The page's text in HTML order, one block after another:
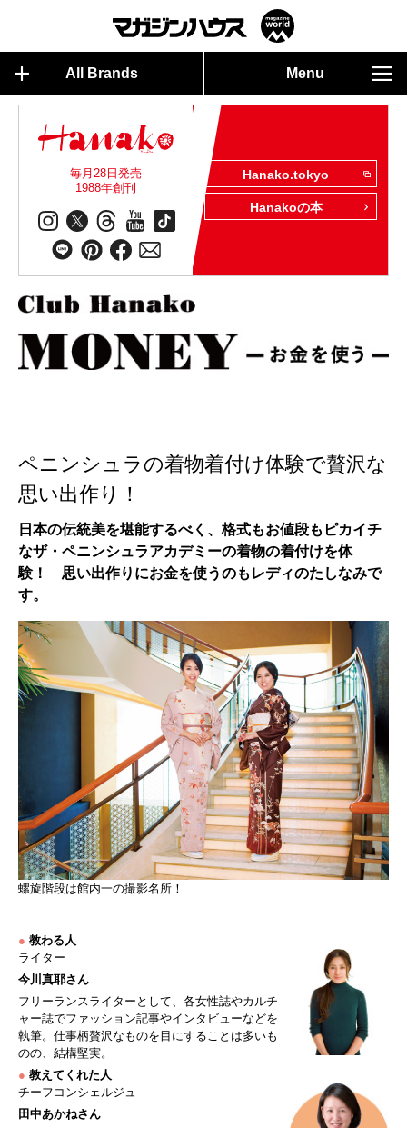
All Brands Menu
毎月28日発売
1988年創刊
Hanako.tokyo
Hanakoの本
ペニンシュラの着物着付け体験で贅沢な
思い出作り！
日本の伝統美を堪能するべく、格式もお値段もピカイチ
なザ・ペニンシュラアカデミーの着物の着付けを体
験！ 思い出作りにお金を使うのもレディのたしなみで
す。
螺旋階段は館内一の撮影名所！
● 教わる人
ライター
今川真耶さん
フリーランスライターとして、各女性誌やカルチ
ャー誌でファッション記事やインタビューなどを
執筆。仕事柄贅沢なものを目にすることは多いも
のの、結構堅実。
● 教えてくれた人
チーフコンシェルジュ
田中あかねさん